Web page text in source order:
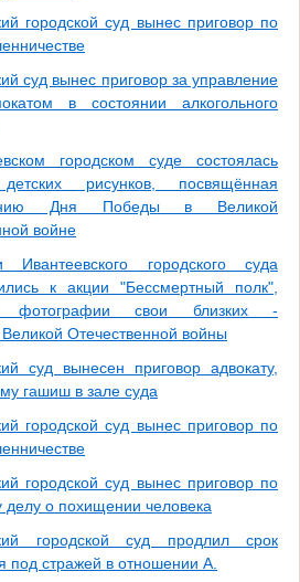
городской суд вынес приговор по
суд вынес приговор за управление
в состоянии алкогольного
городском суде состоялась
рисунков, посвящённая
Дня Победы в Великой
войне
Ивантеевского городского суда
к акции "Бессмертный полк",
фотографии свои близких -
Великой Отечественной войны
суд вынесен приговор адвокату,
гашиш в зале суда
городской суд вынес приговор по
городской суд вынес приговор по
делу о похищении человека
городской суд продлил срок
под стражей в отношении А.